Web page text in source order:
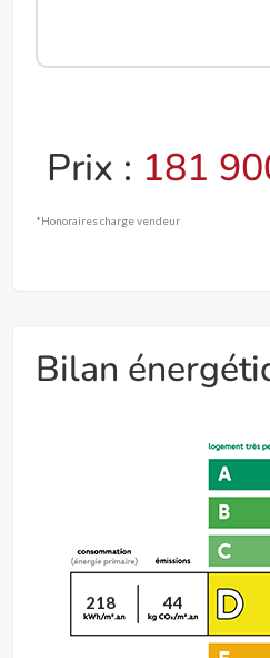
Prix : 181
*Honoraires charge vendeur
Bilan
218 44